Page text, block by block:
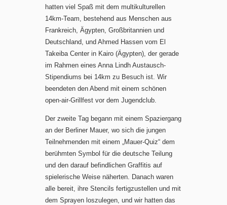
hatten viel Spaß mit dem multikulturellen
14km-Team, bestehend aus Menschen aus
Frankreich, Ägypten, Großbritannien und
Deutschland, und Ahmed Hassen vom El
Takeiba Center in Kairo (Ägypten), der gerade
im Rahmen eines Anna Lindh Austausch-
Stipendiums bei 14km zu Besuch ist. Wir
beendeten den Abend mit einem schönen
open-air-Grillfest vor dem Jugendclub.
Der zweite Tag begann mit einem Spaziergang
an der Berliner Mauer, wo sich die jungen
Teilnehmenden mit einem „Mauer-Quiz“ dem
berühmten Symbol für die deutsche Teilung
und den darauf befindlichen Graffitis auf
spielerische Weise näherten. Danach waren
alle bereit, ihre Stencils fertigzustellen und mit
dem Sprayen loszulegen, und wir hatten das